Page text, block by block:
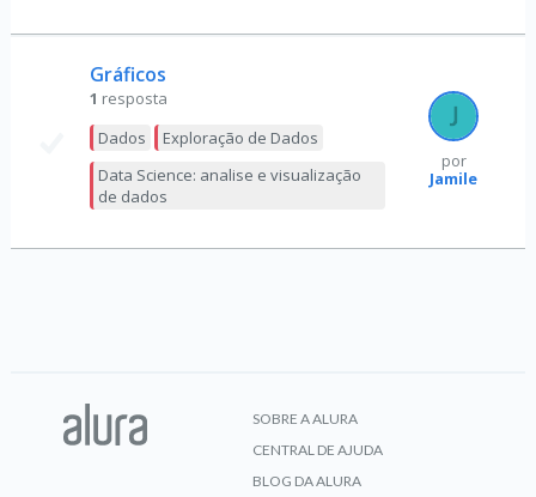
Gráficos
1 resposta
Dados
Exploração de Dados
Data Science: analise e visualização
de dados
por
Jamile
SOBRE A ALURA
CENTRAL DE AJUDA
BLOG DA ALURA